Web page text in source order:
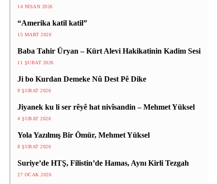
14 NISAN 2026
“Amerika katil katil”
15 MART 2026
Baba Tahir Üryan – Kürt Alevi Hakikatinin Kadim Sesi
11 ŞUBAT 2026
Ji bo Kurdan Demeke Nû Dest Pê Dike
9 ŞUBAT 2026
Jiyanek ku li ser rêyê hat nivîsandin – Mehmet Yüksel
4 ŞUBAT 2026
Yola Yazılmış Bir Ömür, Mehmet Yüksel
8 ŞUBAT 2026
Suriye’de HTŞ, Filistin’de Hamas, Aynı Kirli Tezgah
27 OCAK 2026